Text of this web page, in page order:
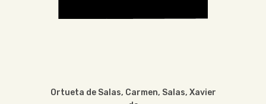
Ortueta de Salas, Carmen, Salas, Xavier